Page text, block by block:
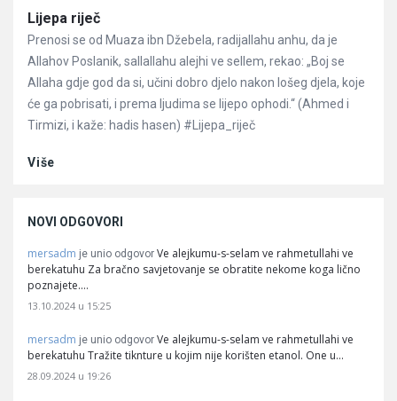
Članci
Lijepa riječ
Prenosi se od Muaza ibn Džebela, radijallahu anhu, da je
Allahov Poslanik, sallallahu alejhi ve sellem, rekao: „Boj se
Allaha gdje god da si, učini dobro djelo nakon lošeg djela, koje
će ga pobrisati, i prema ljudima se lijepo ophodi.“ (Ahmed i
Tirmizi, i kaže: hadis hasen) #Lijepa_riječ
Više
NOVI ODGOVORI
mersadm je unio odgovor Ve alejkumu-s-selam ve rahmetullahi ve
berekatuhu Za bračno savjetovanje se obratite nekome koga lično
poznajete.…
13.10.2024 u 15:25
mersadm je unio odgovor Ve alejkumu-s-selam ve rahmetullahi ve
berekatuhu Tražite tiknture u kojim nije korišten etanol. One u…
28.09.2024 u 19:26